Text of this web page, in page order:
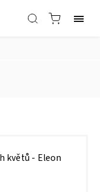
květů - Eleon